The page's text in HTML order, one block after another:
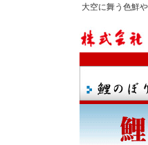
大空に舞う色鮮